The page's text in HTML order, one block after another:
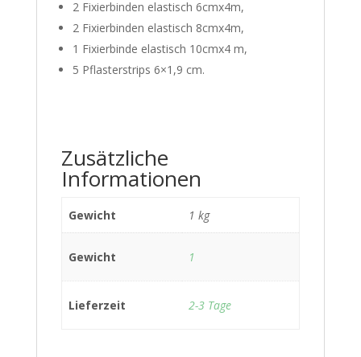
2 Fixierbinden elastisch 6cmx4m,
2 Fixierbinden elastisch 8cmx4m,
1 Fixierbinde elastisch 10cmx4 m,
5 Pflasterstrips 6×1,9 cm.
Zusätzliche
Informationen
Gewicht 1 kg
Gewicht 1
Lieferzeit 2-3 Tage